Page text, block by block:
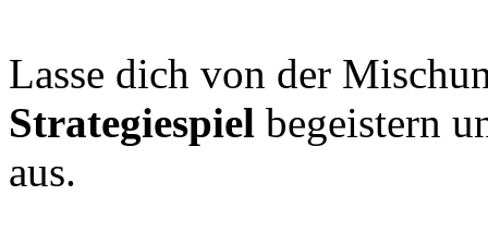
Lasse dich von der
Strategiespiel begeistern
aus.